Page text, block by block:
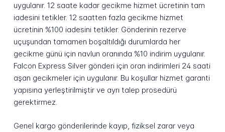
uygulanır. 12 saate kadar gecikme hizmet ücretinin tam
iadesini tetikler. 12 saatten fazla gecikme hizmet
ücretinin %100 iadesini tetikler. Gönderinin rezerve
uçuşundan tamamen boşaltıldığı durumlarda her
gecikme günü için navlun oranında %10 indirim uygulanır.
Falcon Express Silver gönderi için oran indirimleri 24 saati
aşan gecikmeler için uygulanır. Bu koşullar hizmet garanti
yapısına yerleştirilmiştir ve ayrı talep prosedürü
gerektirmez.
Genel kargo gönderilerinde kayıp, fiziksel zarar veya